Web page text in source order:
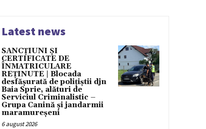
Latest news
SANCȚIUNI ȘI
CERTIFICATE DE
ÎNMATRICULARE
REȚINUTE | Blocada
desfășurată de polițiștii djn
Baia Sprie, alături de
Serviciul Criminalistic –
Grupa Canină și jandarmii
maramureșeni
6 august 2026